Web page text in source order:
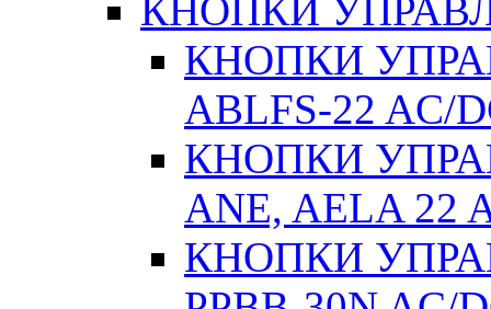
КНОПКИ
КНОПКИ
ABLFS-22 AC/
КНОПКИ
ANE, AELA 22
КНОПКИ